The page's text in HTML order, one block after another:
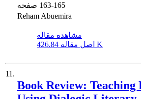
163-165
Reham Abuemira
مشاهده مقاله
اصل مقاله 426.84 K
11.
Book Review: